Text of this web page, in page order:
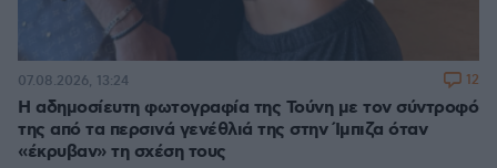
Η αδημοσίευτη φωτογραφία της Τούνη με τον σύντροφό
της από τα περσινά γενέθλιά της στην Ίμπιζα όταν
«έκρυβαν» τη σχέση τους
07.08.2026, 13:24 12